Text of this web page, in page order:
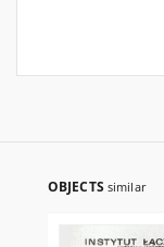
OBJECTS similar